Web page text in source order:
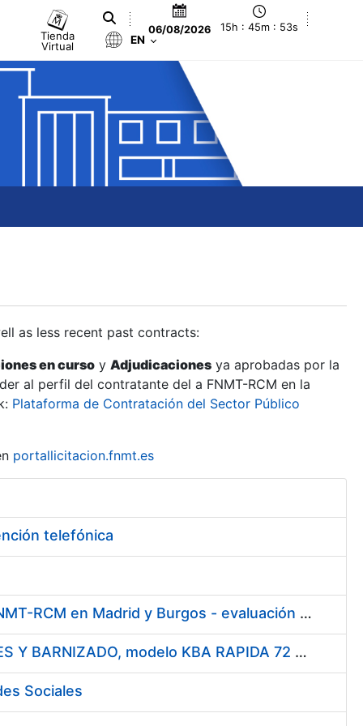
Tienda
Virtual
06/08/2026 15h : 45m : 54s
EN
as less recent past contracts:
en curso y Adjudicaciones ya aprobadas por la
al perfil del contratante del a FNMT-RCM en la
Plataforma de Contratación del Sector Público
portallicitacion.fnmt.es
telefónica
Servicio de vigilancia, protección y control, en los centros de la FNMT-RCM en Madrid y Burgos - evaluación de solicitudes de participación
Enajenación de UNA MAQUINA DE IMPRESIÓN OFFSET 4 COLORES Y BARNIZADO, modelo KBA RAPIDA 72 Y UN EQUIPO DE SECADO ULTRAVIOLETA MARCA GRAFIX (KBA) asociado a la misma.
Sociales